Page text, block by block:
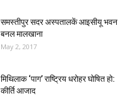
समस्तीपुर सदर अस्पतालकें आइसीयू भवन
बनल मालखाना
May 2, 2017
मिथिलाक ‘पाग’ राष्ट्रिय धरोहर घोषित हो:
कीर्ति आजाद